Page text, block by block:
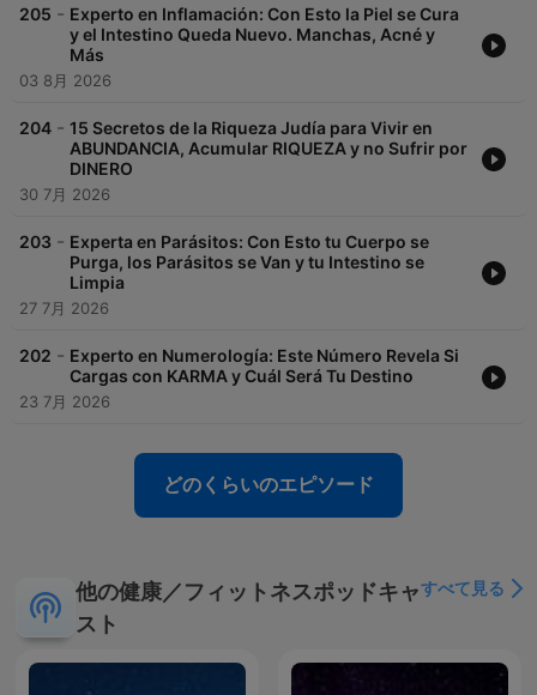
205 - Experto en Inflamación: Con Esto la Piel se Cura
y el Intestino Queda Nuevo. Manchas, Acné y
Más
03 8月 2026
204 - 15 Secretos de la Riqueza Judía para Vivir en
ABUNDANCIA, Acumular RIQUEZA y no Sufrir por
DINERO
30 7月 2026
203 - Experta en Parásitos: Con Esto tu Cuerpo se
Purga, los Parásitos se Van y tu Intestino se
Limpia
27 7月 2026
202 - Experto en Numerología: Este Número Revela Si
Cargas con KARMA y Cuál Será Tu Destino
23 7月 2026
どのくらいのエピソード
他の健康／フィットネスポッドキャ
スト
すべて見る